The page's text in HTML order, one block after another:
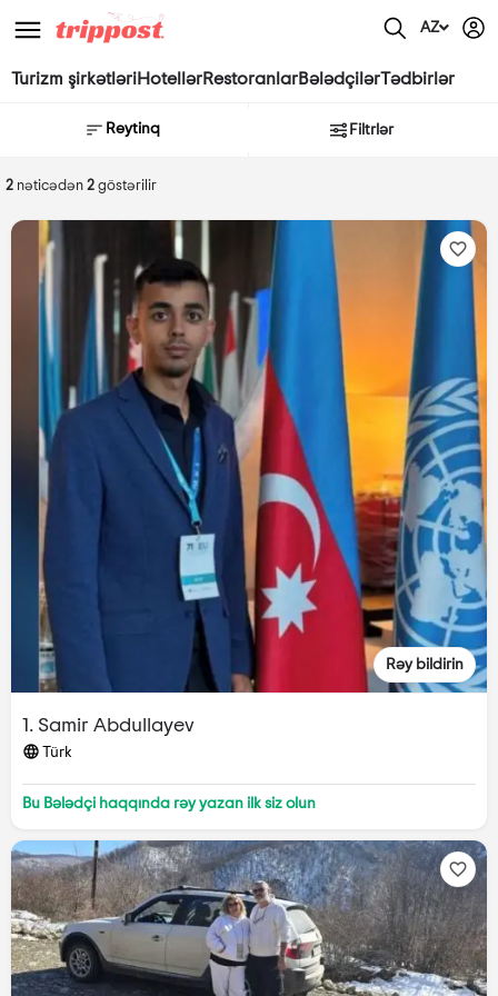
AZ
Turizm şirkətləriHotellərRestoranlarBələdçilərTədbirlər
Reytinq Filtrlər
2 nəticədən 2 göstərilir
Rəy bildirin
1. Samir Abdullayev
Türk
Bu Bələdçi haqqında rəy yazan ilk siz olun